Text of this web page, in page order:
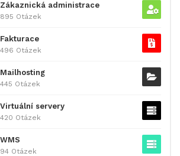
Zákaznická administrace
895 Otázek
Fakturace
496 Otázek
Mailhosting
445 Otázek
Virtuální servery
420 Otázek
WMS
94 Otázek